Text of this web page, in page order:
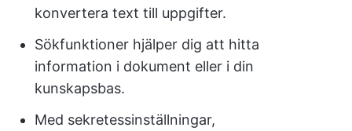
konvertera text till uppgifter.
Sökfunktioner hjälper dig att hitta
information i dokument eller i din
kunskapsbas.
Med sekretessinställningar,